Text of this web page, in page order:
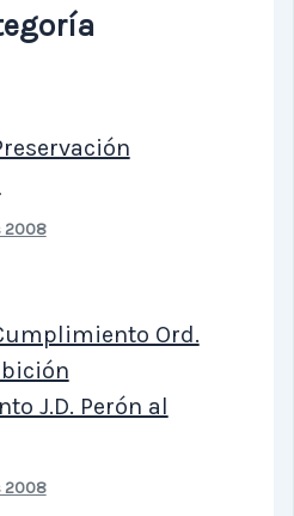
2008
Ord.
J.D. Perón al
2008